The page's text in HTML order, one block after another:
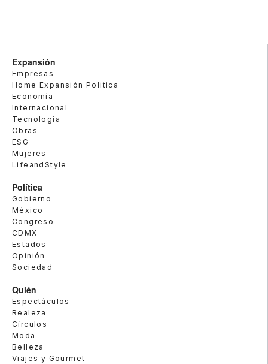
Expansión
Empresas
Home Expansión Politica
Economía
Internacional
Tecnología
Obras
ESG
Mujeres
LifeandStyle
Política
Gobierno
México
Congreso
CDMX
Estados
Opinión
Sociedad
Quién
Espectáculos
Realeza
Círculos
Moda
Belleza
Viajes y Gourmet